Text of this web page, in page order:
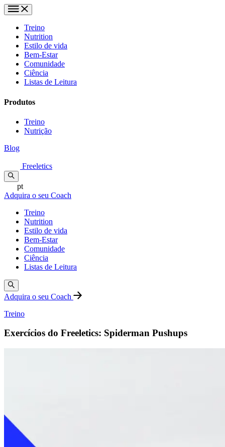
Treino
Nutrition
Estilo de vida
Bem-Estar
Comunidade
Ciência
Listas de Leitura
Produtos
Treino
Nutrição
Blog
Freeletics
pt
Adquira o seu Coach
Treino
Nutrition
Estilo de vida
Bem-Estar
Comunidade
Ciência
Listas de Leitura
Adquira o seu Coach
Treino
Exercícios do Freeletics: Spiderman Pushups